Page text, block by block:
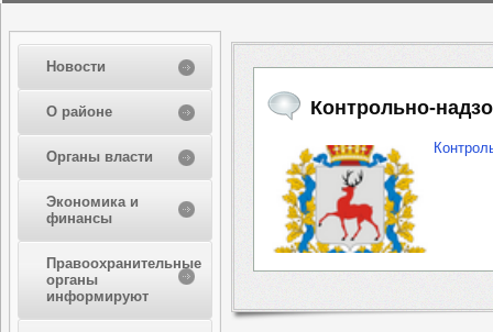
Новости
О районе
Органы власти
Экономика и
финансы
Правоохранительные
органы
информируют
Контрольно-